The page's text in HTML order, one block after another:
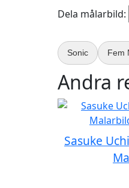
Dela målarbild:
Sonic Fem
Andra
Sasuke